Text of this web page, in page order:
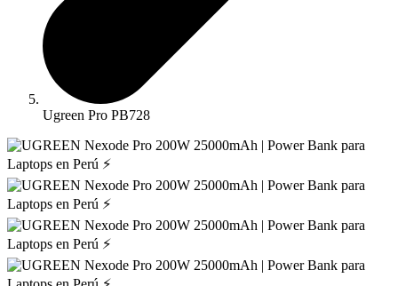
Ugreen Pro PB728